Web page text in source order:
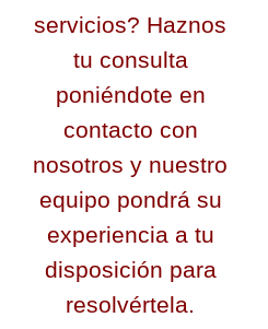
servicios? Haznos
tu consulta
poniéndote en
contacto con
nosotros y nuestro
equipo pondrá su
experiencia a tu
disposición para
resolvértela.